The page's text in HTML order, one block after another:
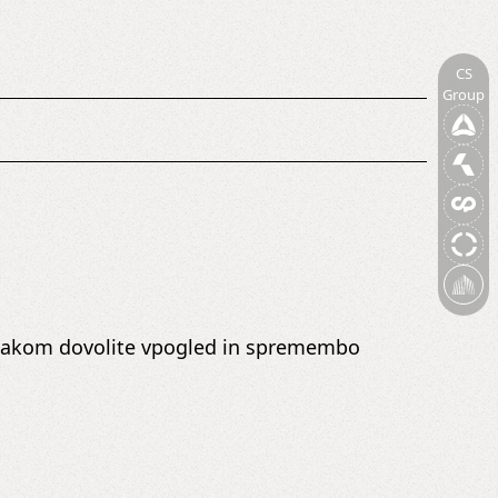
dovolite vpogled in spremembo
CS
Group